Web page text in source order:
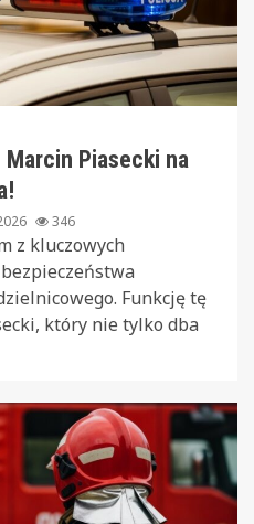
Piasecki na
346
z kluczowych
Funkcję tę
który nie tylko dba